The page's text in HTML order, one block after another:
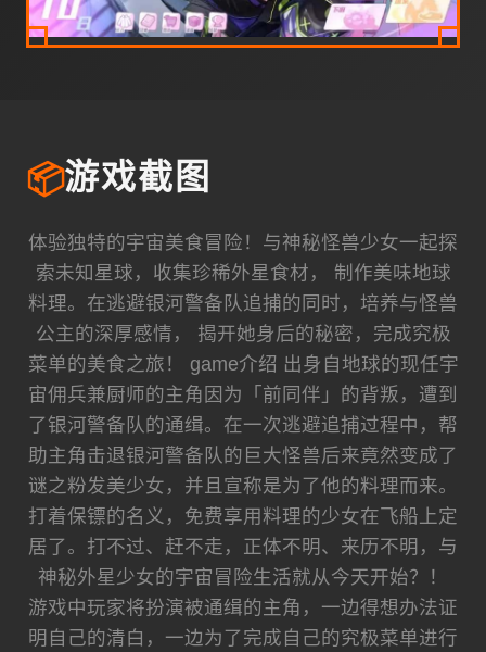
📦游戏截图
体验独特的宇宙美食冒险！与神秘怪兽少女一起探
索未知星球，收集珍稀外星食材， 制作美味地球
料理。在逃避银河警备队追捕的同时，培养与怪兽
公主的深厚感情， 揭开她身后的秘密，完成究极
菜单的美食之旅！ game介绍 出身自地球的现任宇
宙佣兵兼厨师的主角因为「前同伴」的背叛，遭到
了银河警备队的通缉。在一次逃避追捕过程中，帮
助主角击退银河警备队的巨大怪兽后来竟然变成了
谜之粉发美少女，并且宣称是为了他的料理而来。
打着保镖的名义，免费享用料理的少女在飞船上定
居了。打不过、赶不走，正体不明、来历不明，与
神秘外星少女的宇宙冒险生活就从今天开始？！
游戏中玩家将扮演被通缉的主角，一边得想办法证
明自己的清白，一边为了完成自己的究极菜单进行